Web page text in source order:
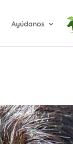
Ayúdanos